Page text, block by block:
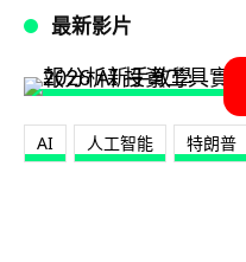
最新影片
AI 人工智能 特朗普